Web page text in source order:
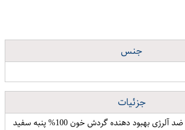
جنس
جزئیات
بهبود دهنده گردش خون 100% پنبه سفید